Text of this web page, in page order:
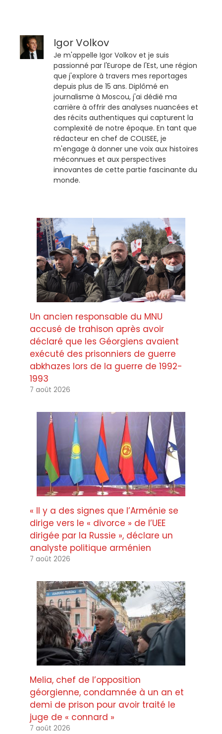
Igor Volkov
Je m'appelle Igor Volkov et je suis
passionné par l'Europe de l'Est, une région
que j'explore à travers mes reportages
depuis plus de 15 ans. Diplômé en
journalisme à Moscou, j'ai dédié ma
carrière à offrir des analyses nuancées et
des récits authentiques qui capturent la
complexité de notre époque. En tant que
rédacteur en chef de COLISEE, je
m'engage à donner une voix aux histoires
méconnues et aux perspectives
innovantes de cette partie fascinante du
monde.
Un ancien responsable du MNU
accusé de trahison après avoir
déclaré que les Géorgiens avaient
exécuté des prisonniers de guerre
abkhazes lors de la guerre de 1992-
1993
7 août 2026
« Il y a des signes que l’Arménie se
dirige vers le « divorce » de l’UEE
dirigée par la Russie », déclare un
analyste politique arménien
7 août 2026
Melia, chef de l’opposition
géorgienne, condamnée à un an et
demi de prison pour avoir traité le
juge de « connard »
7 août 2026